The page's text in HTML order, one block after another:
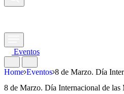
Eventos
Home Eventos 8 de Marzo. Día
8 de Marzo. Día Internacional de las